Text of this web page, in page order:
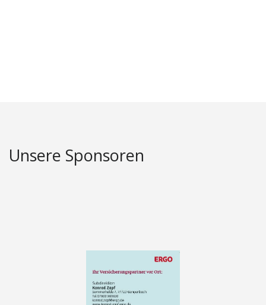
Unsere Sponsoren